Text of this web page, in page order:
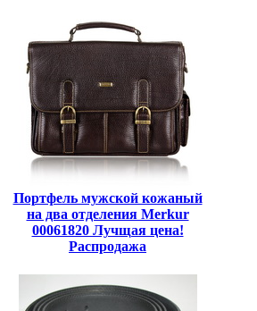
Портфель мужской кожаный
на два отделения Merkur
00061820 Лучщая цена!
Распродажа